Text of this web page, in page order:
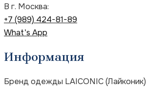
В г. Москва:
+7 (989) 424-81-89
What’s App
Информация
Бренд одежды LAICONIC (Лайконик)